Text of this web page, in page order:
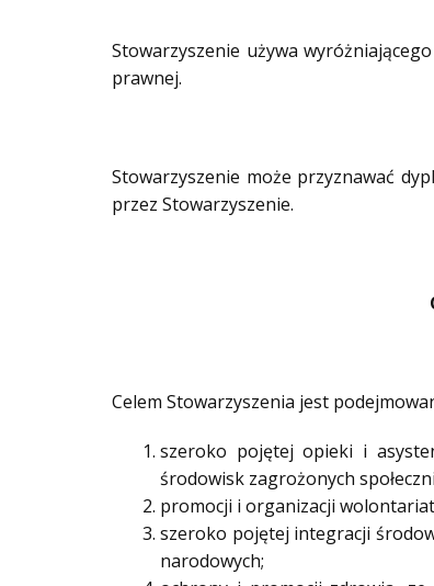
Stowarzyszenie używa
prawnej.
Stowarzyszenie może przyznawać
przez Stowarzyszenie.
Celem Stowarzyszenia jest
szeroko pojętej opieki i
środowisk zagrożonych
promocji i organizacji
szeroko pojętej integracji
narodowych;